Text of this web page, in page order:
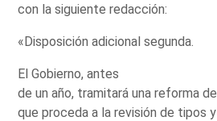
con la siguiente redacción:
«Disposición adicional segunda.
El Gobierno, antes
de un año, tramitará una reforma
que proceda a la revisión de tipos